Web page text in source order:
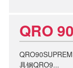
QRO
具钢QRO9...